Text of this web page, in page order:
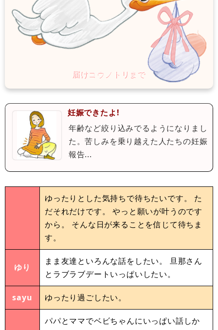
妊娠できたよ!
年齢など絞り込みでるようになりまし
た。苦しみを乗り越えた人たちの妊娠
報告...
ゆったりとした気持ちで待ちたいです。 た
だそれだけです。 やっと願いが叶うのです
から。 そんな日が来ることを信じて待ちま
す。
ゆり
まま友達といろんな話をしたい。 旦那さん
とラブラブデートいっぱいしたい。
sayu ゆったり過ごしたい。
パパとママでベビちゃんにいっぱい話しか